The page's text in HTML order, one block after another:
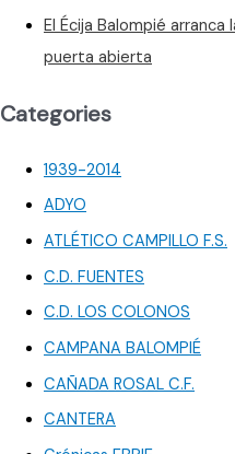
El Écija Balompié
puerta abierta
Categories
1939-2014
ADYO
ATLÉTICO CAMPILLO F.S.
C.D. FUENTES
C.D. LOS COLONOS
CAMPANA BALOMPIÉ
CAÑADA ROSAL C.F.
CANTERA